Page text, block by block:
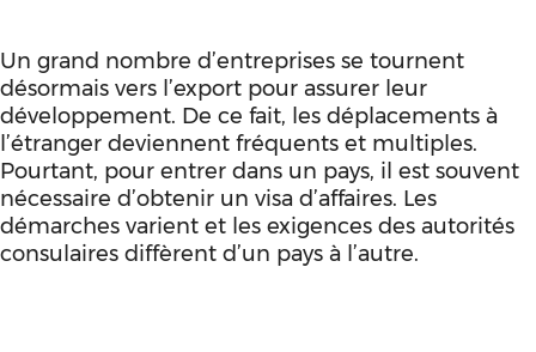
Un grand nombre d’entreprises se tournent
désormais vers l’export pour assurer leur
développement. De ce fait, les déplacements à
l’étranger deviennent fréquents et multiples.
Pourtant, pour entrer dans un pays, il est souvent
nécessaire d’obtenir un visa d’affaires. Les
démarches varient et les exigences des autorités
consulaires diffèrent d’un pays à l’autre.